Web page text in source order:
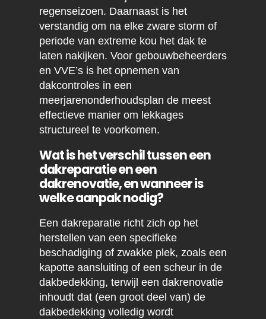
regenseizoen. Daarnaast is het
verstandig om na elke zware storm of
periode van extreme kou het dak te
laten nakijken. Voor gebouwbeheerders
en VVE’s is het opnemen van
dakcontroles in een
meerjarenonderhoudsplan de meest
effectieve manier om lekkages
structureel te voorkomen.
Wat is het verschil tussen een
dakreparatie en een
dakrenovatie, en wanneer is
welke aanpak nodig?
Een dakreparatie richt zich op het
herstellen van een specifieke
beschadiging of zwakke plek, zoals een
kapotte aansluiting of een scheur in de
dakbedekking, terwijl een dakrenovatie
inhoudt dat (een groot deel van) de
dakbedekking volledig wordt